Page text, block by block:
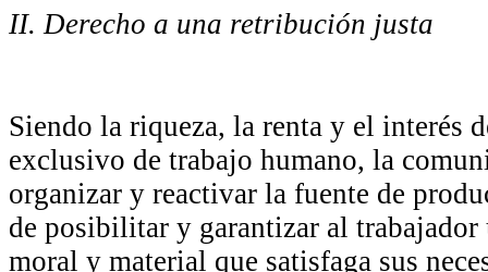
II. Derecho a una retribución justa
Siendo la riqueza, la renta y el interés
exclusivo de trabajo humano, la
organizar y reactivar la fuente de
de posibilitar y garantizar al
moral y material que satisfaga sus